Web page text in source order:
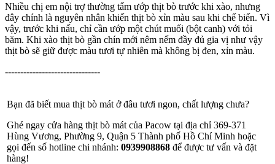
Nhiều chị em nội trợ thường tẩm ướp thịt bò trước khi xào, nhưng
đây chính là nguyên nhân khiến thịt bò xỉn màu sau khi chế biến. Vì
vậy, trước khi nấu, chỉ cần ướp một chút muối (bột canh) với tỏi
băm. Khi xào thịt bò gần chín mới nêm nếm đầy đủ gia vị như vậy
thịt bò sẽ giữ được màu tươi tự nhiên mà không bị đen, xỉn màu.
-------------------------------
Bạn đã biết mua thịt bò mát ở đâu tươi ngon, chất lượng chưa?
Ghé ngay cửa hàng thịt bò mát của Pacow tại địa chỉ 369-371
Hùng Vương, Phường 9, Quận 5 Thành phố Hồ Chí Minh hoặc
gọi đến số hotline chi nhánh: 0939908868 để được tư vấn và đặt
hàng!